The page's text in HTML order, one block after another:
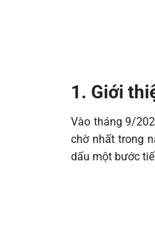
1. Giới
Vào tháng 9/
chờ nhất trong
dấu một bước